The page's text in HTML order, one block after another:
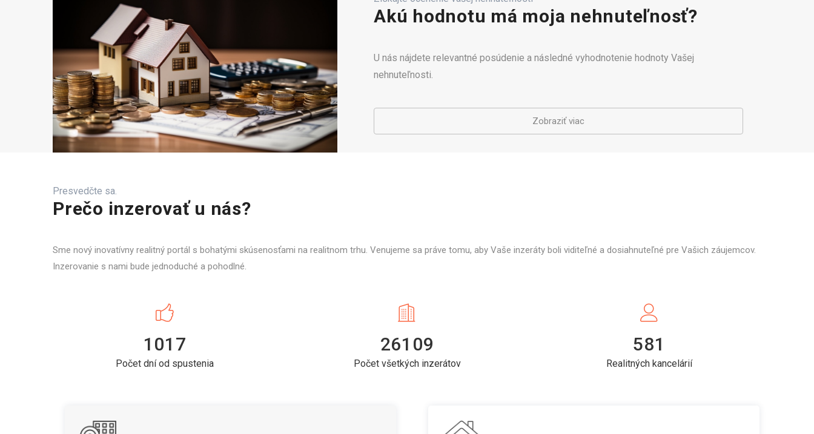
Akú hodnotu má moja nehnuteľnosť?
U nás nájdete relevantné posúdenie a následné vyhodnotenie hodnoty Vašej
nehnuteľnosti.
Zobraziť viac
Presvedčte sa.
Prečo inzerovať u nás?
Sme nový inovatívny realitný portál s bohatými skúsenosťami na realitnom trhu. Venujeme sa práve tomu, aby Vaše inzeráty boli viditeľné a dosiahnuteľné pre Vašich záujemcov.
Inzerovanie s nami bude jednoduché a pohodlné.
1017
Počet dní od spustenia
26109
Počet všetkých inzerátov
581
Realitných kancelárií